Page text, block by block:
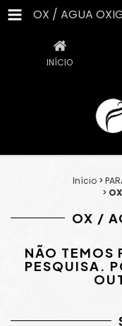
OX / AGUA
INÍCIO
Início >
>
OX /
NÃO TEMOS
PESQUISA.